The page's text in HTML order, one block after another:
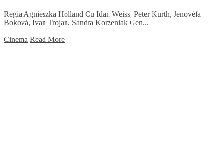
Regia Agnieszka Holland Cu Idan Weiss, Peter Kurth, Jenovéfa
Boková, Ivan Trojan, Sandra Korzeniak Gen...
Cinema Read More